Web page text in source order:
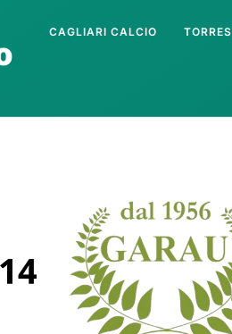
CAGLIARI CALCIO TORRES